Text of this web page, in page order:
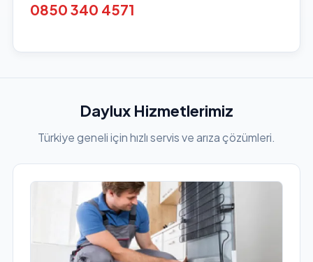
0850 340 4571
Daylux Hizmetlerimiz
Türkiye geneli için hızlı servis ve arıza çözümleri.